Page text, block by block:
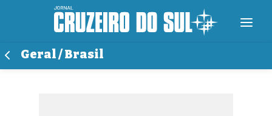
Geral / Brasil